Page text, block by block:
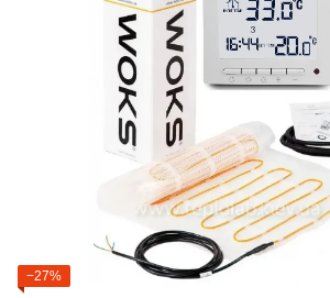
−27%